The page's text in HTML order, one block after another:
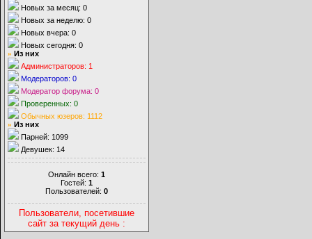
Новых за месяц: 0
Новых за неделю: 0
Новых вчера: 0
Новых сегодня: 0
» Из них
Администраторов: 1
Модераторов: 0
Модератор форума: 0
Проверенных: 0
Обычных юзеров: 1112
» Из них
Парней: 1099
Девушек: 14
Онлайн всего: 1
Гостей: 1
Пользователей: 0
Пользователи, посетившие
сайт за текущий день :